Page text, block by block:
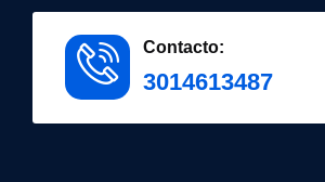
Contacto:
3014613487